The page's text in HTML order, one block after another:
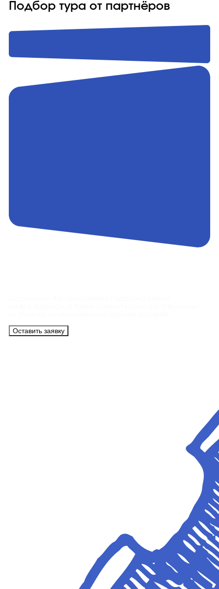
Подбор тура от партнёров
Оставить заявку